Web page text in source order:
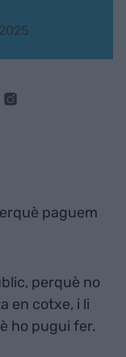
paguem
perquè no
en cotxe, i li
ho pugui fer.